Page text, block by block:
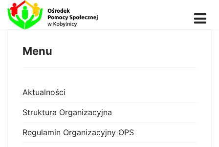
Menu
Aktualności
Struktura Organizacyjna
Regulamin Organizacyjny OPS